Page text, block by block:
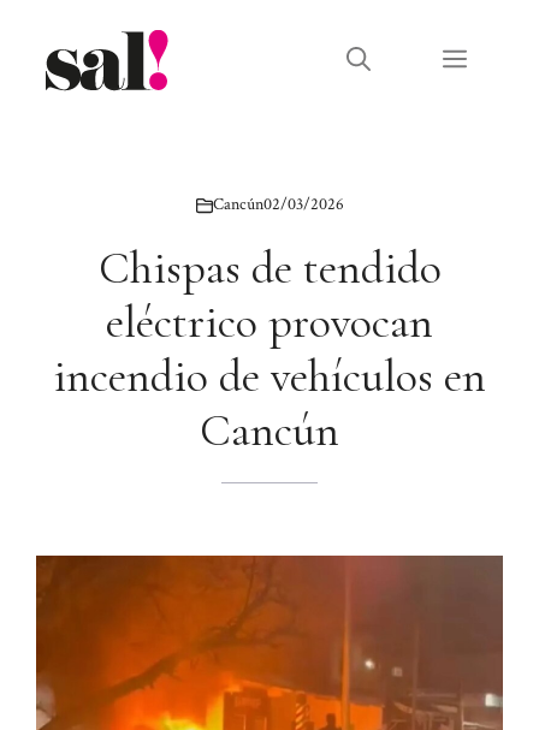
contenido
Menú
Cancún02/03/2026
Chispas de tendido
eléctrico provocan
incendio de vehículos en
Cancún